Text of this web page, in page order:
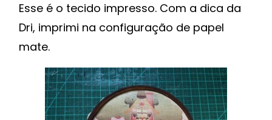
Esse é o tecido impresso. Com a dica da
Dri, imprimi na configuração de papel
mate.